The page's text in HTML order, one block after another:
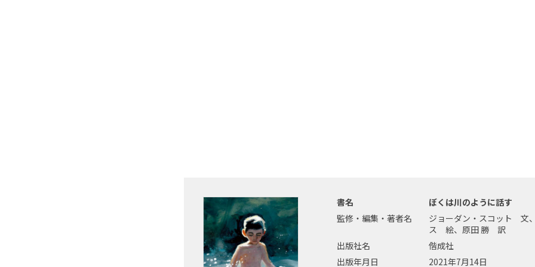
書名
ぼくは川のように話す
監修・編集・著者名
ジョーダン・スコット 文
ス 絵、原田 勝 訳
出版社名
偕成社
出版年月日
2021年7月14日